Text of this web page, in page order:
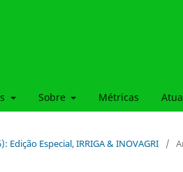
Sobre Métricas
Edição Especial, IRRIGA & INOVAGRI /